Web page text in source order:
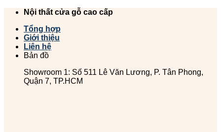
Chuyển
dung
Nội thất cửa gỗ cao cấp
Tổng hợp
Giới thiệu
Liên hệ
Bản đồ
Showroom 1: Số 511 Lê Văn Lương, P. Tân Phong,
Quận 7, TP.HCM